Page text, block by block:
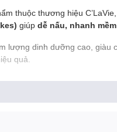
thuộc thương hiệu
giúp dễ nấu, nhanh
lượng dinh dưỡng cao, giàu
quả.